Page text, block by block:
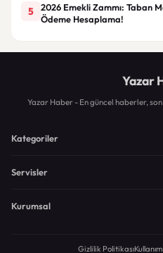
5
2026 Emekli Zammı: Taban
Ödeme Hesaplama!
Yazar
Yazar Haber - En güncel haberler,
Kategoriler
Servisler
Kurumsal
Gizlilik Politikası